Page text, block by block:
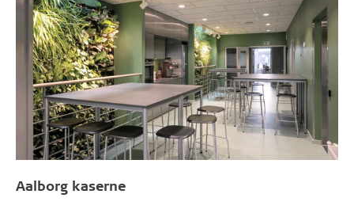
Aalborg kaserne